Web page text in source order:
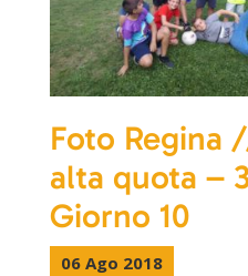
Foto Regina
alta quota –
Giorno 10
06 Ago 2018